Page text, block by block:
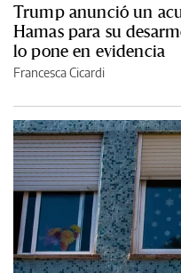
Trump anunció un
Hamas para su
lo pone en evidencia
Francesca Cicardi